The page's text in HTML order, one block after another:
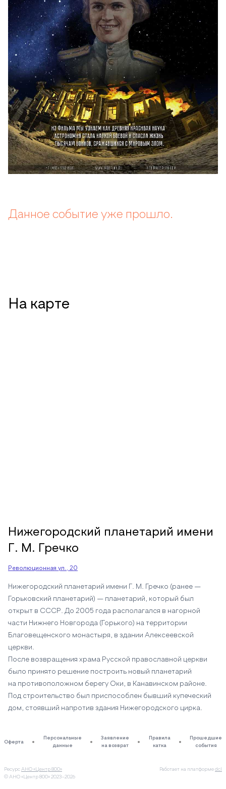
Данное событие уже прошло.
На карте
Нижегородский планетарий имени
Г. М. Гречко
Революционная ул., 20
Нижегородский планетарий имени Г. М. Гречко (ранее —
Горьковский планетарий) — планетарий, который был
открыт в СССР. До 2005 года располагался в нагорной
части Нижнего Новгорода (Горького) на территории
Благовещенского монастыря, в здании Алексеевской
церкви.
После возвращения храма Русской православной церкви
было принято решение построить новый планетарий
на противоположном берегу Оки, в Канавинском районе.
Под строительство был приспособлен бывший купеческий
дом, стоявший напротив здания Нижегородского цирка.
Оферта
Персональные
данные
Заявление
на возврат
Правила
катка
Прошедшие
события
Ресурс АНО «Центр 800»
© АНО «Центр 800» 2023–2026
Работает на платформе dcl